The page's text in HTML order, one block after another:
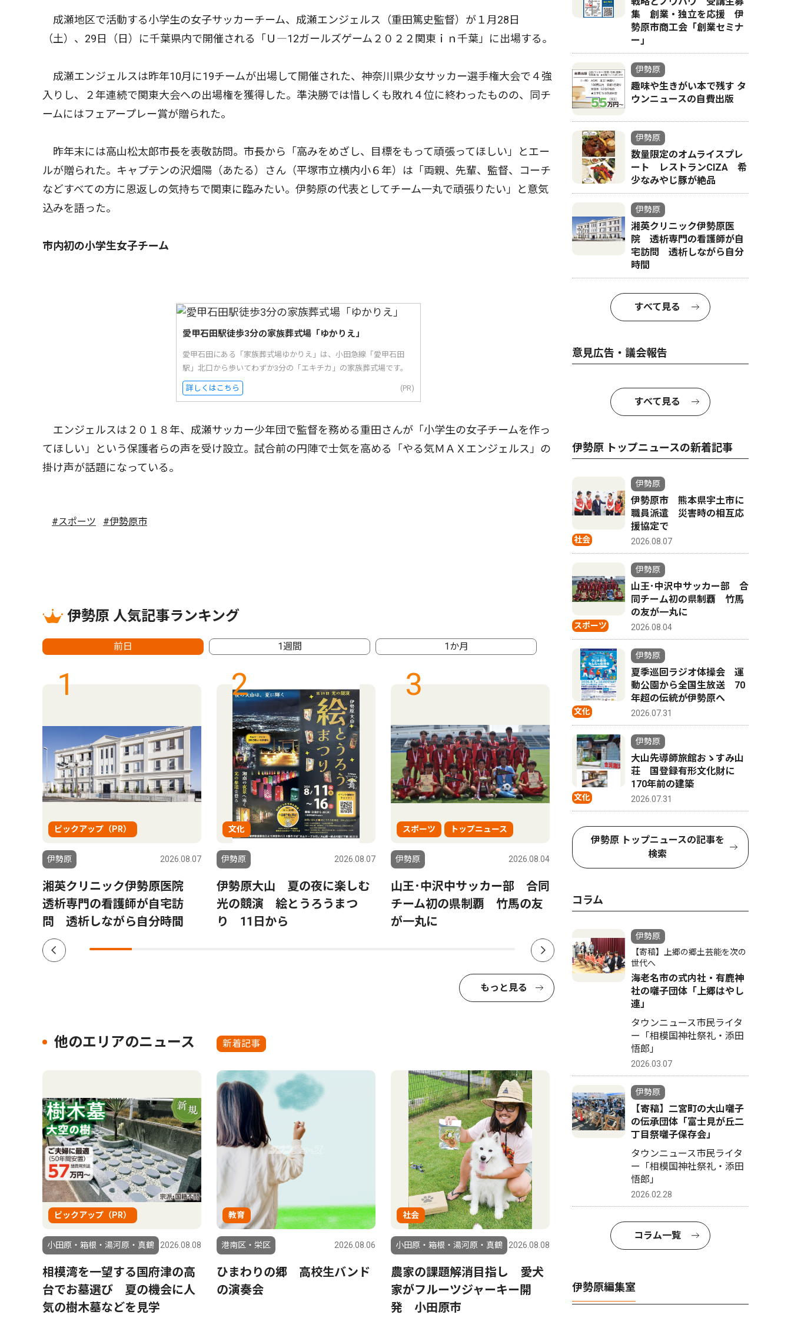
成瀬地区で活動する小学生の女子サッカーチーム、成瀬エンジェルス（重田篤史監督）が１月28日
（土）、29日（日）に千葉県内で開催される「Ｕ―12ガールズゲーム２０２２関東ｉｎ千葉」に出場する。
成瀬エンジェルスは昨年10月に19チームが出場して開催された、神奈川県少女サッカー選手権大会で４強
入りし、２年連続で関東大会への出場権を獲得した。準決勝では惜しくも敗れ４位に終わったものの、同チ
ームにはフェアープレー賞が贈られた。
昨年末には高山松太郎市長を表敬訪問。市長から「高みをめざし、目標をもって頑張ってほしい」とエー
ルが贈られた。キャプテンの沢畑陽（あたる）さん（平塚市立横内小６年）は「両親、先輩、監督、コーチ
などすべての方に恩返しの気持ちで関東に臨みたい。伊勢原の代表としてチーム一丸で頑張りたい」と意気
込みを語った。
市内初の小学生女子チーム
愛甲石田駅徒歩3分の家族葬式場「ゆかりえ」
愛甲石田にある「家族葬式場ゆかりえ」は、小田急線「愛甲石田
駅」北口から歩いてわずか3分の「エキチカ」の家族葬式場です。
詳しくはこちら (PR)
エンジェルスは２０１８年、成瀬サッカー少年団で監督を務める重田さんが「小学生の女子チームを作っ
てほしい」という保護者らの声を受け設立。試合前の円陣で士気を高める「やる気ＭＡＸエンジェルス」の
掛け声が話題になっている。
#スポーツ #伊勢原市
伊勢原 人気記事ランキング
前日 1週間 1か月
1
ピックアップ（PR）
伊勢原 2026.08.07
湘英クリニック伊勢原医院
透析専門の看護師が自宅訪
問 透析しながら自分時間
2
文化
伊勢原 2026.08.07
伊勢原大山 夏の夜に楽しむ
光の競演 絵とうろうまつ
り 11日から
3
スポーツ トップニュース
伊勢原 2026.08.04
山王･中沢中サッカー部 合同
チーム初の県制覇 竹馬の友
が一丸に
4
社会
伊勢原
荷最盛期 10月末まで続く
伊勢原
もっと見る
他のエリアのニュース 新着記事
ピックアップ（PR）
小田原・箱根・湯河原・真鶴 2026.08.08
相模湾を一望する国府津の高
台でお墓選び 夏の機会に人
気の樹木墓などを見学
教育
港南区・栄区 2026.08.06
ひまわりの郷 高校生バンド
の演奏会
社会
小田原・箱根・湯河原・真鶴 2026.08.08
農家の課題解消目指し 愛犬
家がフルーツジャーキー開
発 小田原市
集 創業・独立を応援 伊
勢原市商工会「創業セミナ
ー｣
伊勢原
趣味や生きがい本で残す タ
ウンニュースの自費出版
伊勢原
数量限定のオムライスプレ
ート レストランCIZA 希
少なみやじ豚が絶品
伊勢原
湘英クリニック伊勢原医
院 透析専門の看護師が自
宅訪問 透析しながら自分
時間
すべて見る
意見広告・議会報告
すべて見る
伊勢原 トップニュースの新着記事
社会
伊勢原
伊勢原市 熊本県宇土市に
職員派遣 災害時の相互応
援協定で
2026.08.07
スポーツ
伊勢原
山王･中沢中サッカー部 合
同チーム初の県制覇 竹馬
の友が一丸に
2026.08.04
文化
伊勢原
夏季巡回ラジオ体操会 運
動公園から全国生放送 70
年超の伝統が伊勢原へ
2026.07.31
文化
伊勢原
大山先導師旅館おゝすみ山
荘 国登録有形文化財に
170年前の建築
2026.07.31
伊勢原 トップニュースの記事を
検索
コラム
伊勢原
【寄稿】上郷の郷土芸能を次の
世代へ
海老名市の式内社・有鹿神
社の囃子団体「上郷はやし
連」
タウンニュース市民ライタ
ー「相模国神社祭礼・添田
悟郎」
2026.03.07
伊勢原
【寄稿】二宮町の大山囃子
の伝承団体「富士見が丘二
丁目祭囃子保存会」
タウンニュース市民ライタ
ー「相模国神社祭礼・添田
悟郎」
2026.02.28
コラム一覧
伊勢原編集室